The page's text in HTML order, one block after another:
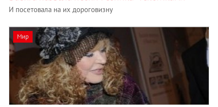
И посетовала на их дороговизну
Мир